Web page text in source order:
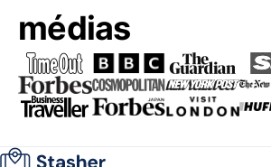
médias